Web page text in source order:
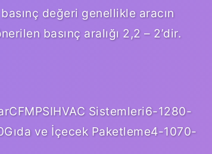
değeri genellikle aracın
basınç aralığı 2,2 – 2’dir.
Sistemleri6-1280-
ve İçecek Paketleme4-1070-